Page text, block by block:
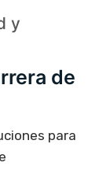
y
de
para